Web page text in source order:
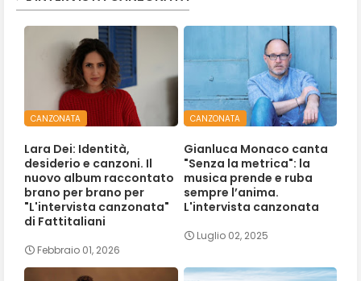
CANZONATA
Lara Dei: Identità,
desiderio e canzoni. Il
nuovo album raccontato
brano per brano per
"L'intervista canzonata"
di Fattitaliani
Febbraio 01, 2026
CANZONATA
Gianluca Monaco canta
"Senza la metrica": la
musica prende e ruba
sempre l’anima.
L'intervista canzonata
Luglio 02, 2025